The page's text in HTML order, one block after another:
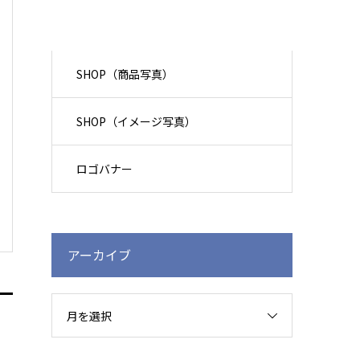
SHOP（商品写真）
SHOP（イメージ写真）
ロゴバナー
アーカイブ
月を選択